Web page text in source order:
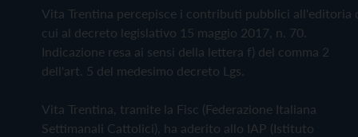
Vita Trentina percepisce i contributi pubblici all'editoria
cui al decreto legislativo 15 maggio 2017, n. 70.
Indicazione resa ai sensi della lettera f) del comma 2
dell'art. 5 del medesimo decreto Lgs.
Vita Trentina, tramite la Fisc (Federazione Italiana
Settimanali Cattolici), ha aderito allo IAP (Istituto